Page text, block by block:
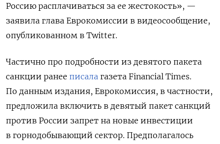
Россию расплачиваться за ее жестокость», —
заявила глава Еврокомиссии в видеосообщение,
опубликованном в Twitter.
Частично про подробности из девятого пакета
санкции ранее писала газета Financial Times.
По данным издания, Еврокомиссия, в частности,
предложила включить в девятый пакет санкций
против России запрет на новые инвестиции
в горнодобывающий сектор. Предполагалось